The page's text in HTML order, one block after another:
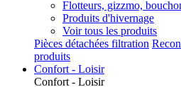
Flotteurs, gizzmo,
Produits d'hivernage
Voir tous les produits
Pièces détachées filtration
produits
Confort - Loisir
Confort - Loisir